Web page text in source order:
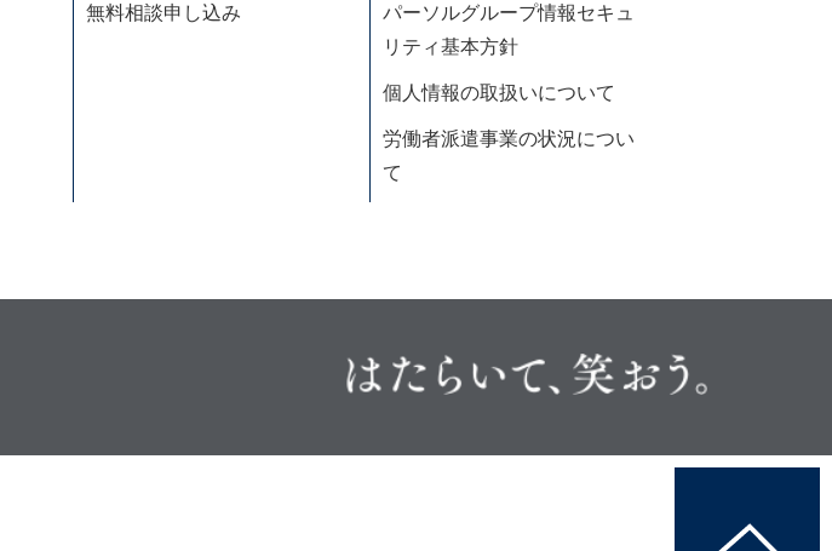
無料相談申し込み
パーソルグループ情報セキュ
リティ基本方針
個人情報の取扱いについて
労働者派遣事業の状況につい
て